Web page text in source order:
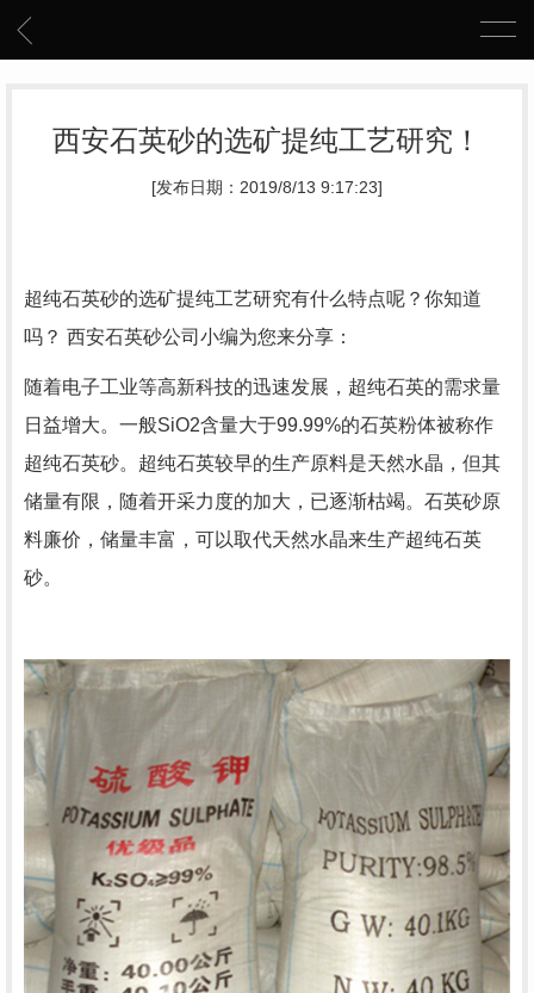
西安石英砂的选矿提纯工艺研究！
[发布日期：2019/8/13 9:17:23]
超纯石英砂的选矿提纯工艺研究有什么特点呢？你知道
吗？ 西安石英砂公司小编为您来分享：
随着电子工业等高新科技的迅速发展，超纯石英的需求量
日益增大。一般SiO2含量大于99.99%的石英粉体被称作
超纯石英砂。超纯石英较早的生产原料是天然水晶，但其
储量有限，随着开采力度的加大，已逐渐枯竭。石英砂原
料廉价，储量丰富，可以取代天然水晶来生产超纯石英
砂。